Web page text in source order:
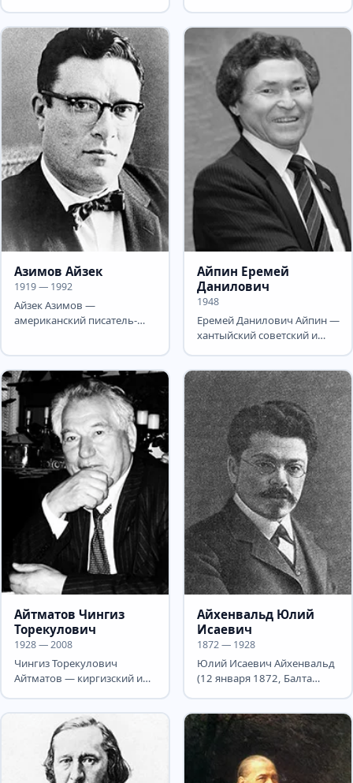
Азимов Айзек
1919 — 1992
Айзек Азимов —
американский писатель-
Айпин Еремей
Данилович
1948
Еремей Данилович Айпин —
хантыйский советский и
советник...
Айтматов Чингиз
Торекулович
1928 — 2008
Чингиз Торекулович
Айтматов — киргизский и
Киргизской ССР...
Айхенвальд Юлий
Исаевич
1872 — 1928
Юлий Исаевич Айхенвальд
(12 января 1872, Балта